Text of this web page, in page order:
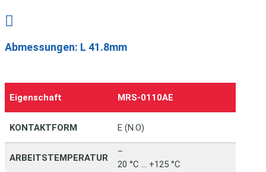

Abmessungen: L 41.8mm
Eigenschaft MRS‑0110AE
KONTAKTFORM E (N.O)
ARBEITSTEMPERATUR
–
20 °C … +125 °C